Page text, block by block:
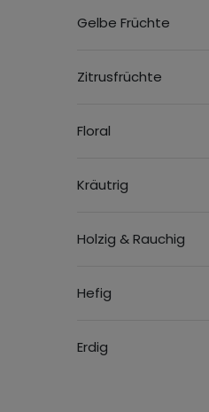
Gelbe Früchte
Zitrusfrüchte
Floral
Kräutrig
Holzig & Rauchig
Hefig
Erdig